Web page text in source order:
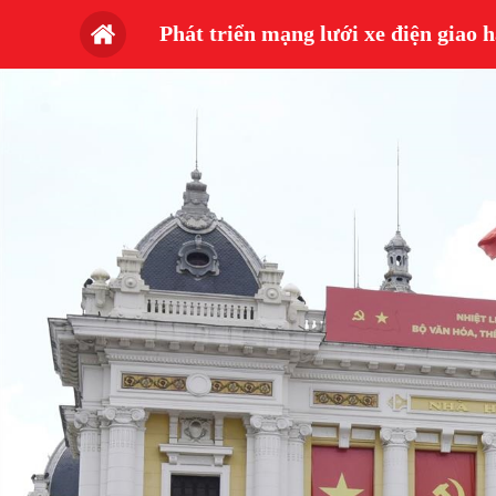
Phát triển mạng lưới xe điện giao